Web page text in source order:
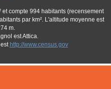
et compte 994 habitants (recensement
par km². L'altitude moyenne est
m.
est Attica.
http://www.census.gov